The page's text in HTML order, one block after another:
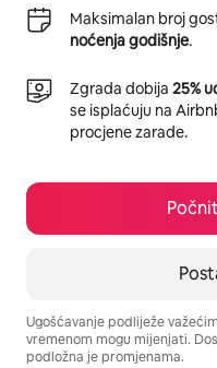
Maksimalan broj
noćenja godišnje.
Zgrada dobija 25%
se isplaćuju na
procjene zarade.
Ugošćavanje podliježe
vremenom mogu mijenjati.
podložna je promjenama.